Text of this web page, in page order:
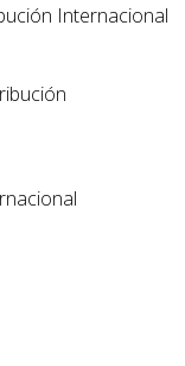
Internacional